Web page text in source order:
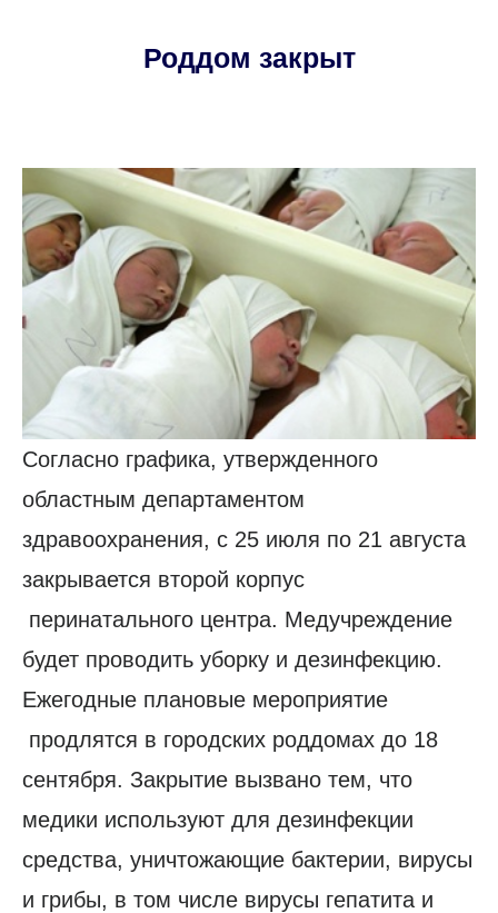
Роддом закрыт
Согласно графика, утвержденного
областным департаментом
здравоохранения, с 25 июля по 21 августа
закрывается второй корпус
перинатального центра. Медучреждение
будет проводить уборку и дезинфекцию.
Ежегодные плановые мероприятие
продлятся в городских роддомах до 18
сентября. Закрытие вызвано тем, что
медики используют для дезинфекции
средства, уничтожающие бактерии, вирусы
и грибы, в том числе вирусы гепатита и